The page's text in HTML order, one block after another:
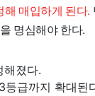
매입하게 된다.
명심해야 한다.
해졌다.
등급까지 확대된